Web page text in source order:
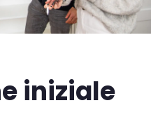
iniziale